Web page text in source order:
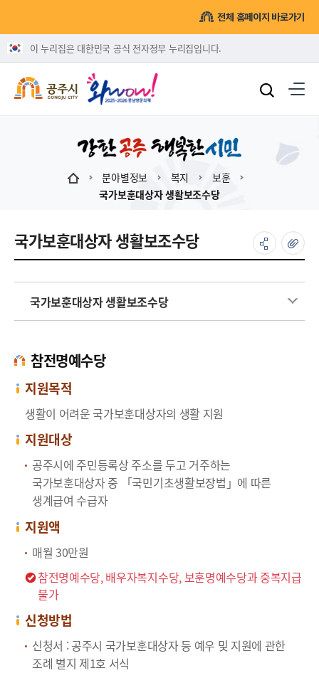
전체 홈페이지 바로가기
이 누리집은 대한민국 공식 전자정부 누리집입니다.
분야별정보 복지
보훈
국가보훈대상자 생활보조수당
국가보훈대상자 생활보조수당
국가보훈대상자 생활보조수당
참전명예수당
지원목적
생활이 어려운 국가보훈대상자의 생활 지원
지원대상
공주시에 주민등록상 주소를 두고 거주하는
국가보훈대상자 중 「국민기초생활보장법」에 따른
생계급여 수급자
지원액
매월 30만원
참전명예수당, 배우자복지수당, 보훈명예수당과 중복지급
불가
신청방법
신청서 : 공주시 국가보훈대상자 등 예우 및 지원에 관한
조례 별지 제1호 서식